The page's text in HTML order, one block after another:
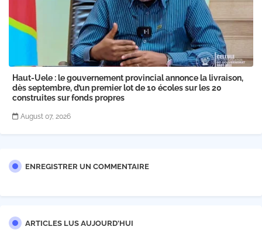
Haut-Uele : le gouvernement provincial annonce la livraison,
dès septembre, d’un premier lot de 10 écoles sur les 20
construites sur fonds propres
August 07, 2026
ENREGISTRER UN COMMENTAIRE
ARTICLES LUS AUJOURD'HUI